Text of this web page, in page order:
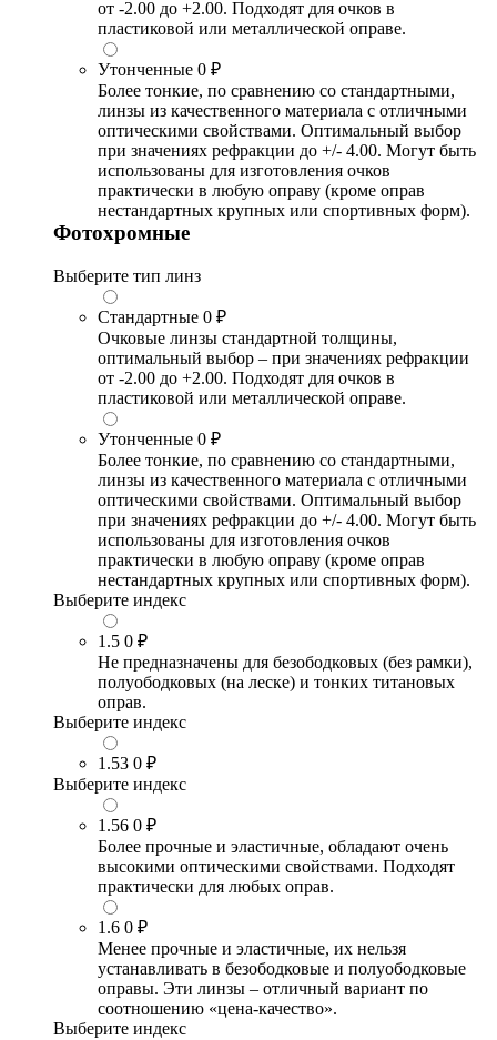
от -2.00 до +2.00. Подходят для очков в
пластиковой или металлической оправе.
Утонченные 0 ₽
Более тонкие, по сравнению со стандартными,
линзы из качественного материала с отличными
оптическими свойствами. Оптимальный выбор
при значениях рефракции до +/- 4.00. Могут быть
использованы для изготовления очков
практически в любую оправу (кроме оправ
нестандартных крупных или спортивных форм).
Фотохромные
Выберите тип линз
Стандартные 0 ₽
Очковые линзы стандартной толщины,
оптимальный выбор – при значениях рефракции
от -2.00 до +2.00. Подходят для очков в
пластиковой или металлической оправе.
Утонченные 0 ₽
Более тонкие, по сравнению со стандартными,
линзы из качественного материала с отличными
оптическими свойствами. Оптимальный выбор
при значениях рефракции до +/- 4.00. Могут быть
использованы для изготовления очков
практически в любую оправу (кроме оправ
нестандартных крупных или спортивных форм).
Выберите индекс
1.5 0 ₽
Не предназначены для безободковых (без рамки),
полуободковых (на леске) и тонких титановых
оправ.
Выберите индекс
1.53 0 ₽
Выберите индекс
1.56 0 ₽
Более прочные и эластичные, обладают очень
высокими оптическими свойствами. Подходят
практически для любых оправ.
1.6 0 ₽
Менее прочные и эластичные, их нельзя
устанавливать в безободковые и полуободковые
оправы. Эти линзы – отличный вариант по
соотношению «цена-качество».
Выберите индекс